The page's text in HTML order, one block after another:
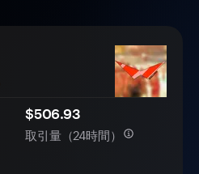
$506.93
取引量（24時間）